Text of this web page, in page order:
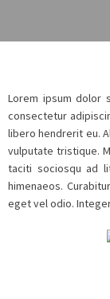
Lorem ipsum dolor
consectetur
libero hendrerit eu.
vulputate tristique.
taciti sociosqu ad
himenaeos.
eget vel odio.